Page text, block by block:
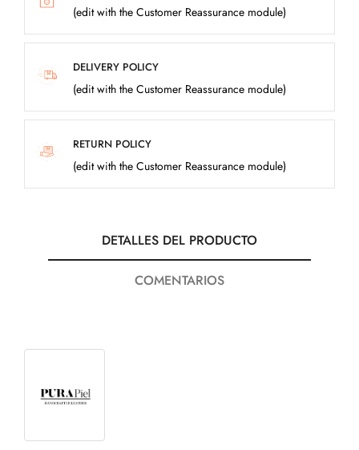
(edit with the Customer Reassurance module)
DELIVERY POLICY
(edit with the Customer Reassurance module)
RETURN POLICY
(edit with the Customer Reassurance module)
DETALLES DEL PRODUCTO
COMENTARIOS